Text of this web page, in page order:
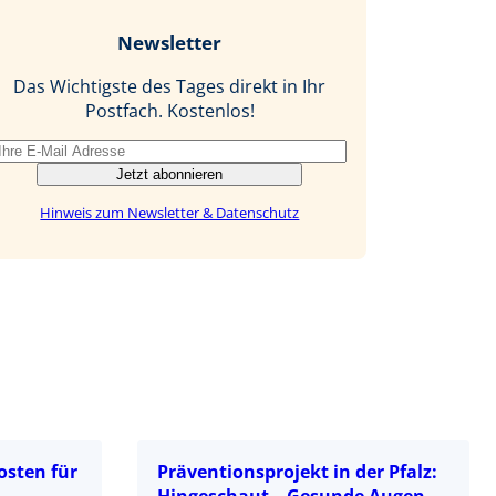
n
l
Newsletter
Das Wichtigste des Tages direkt in Ihr
Postfach. Kostenlos!
Jetzt abonnieren
Hinweis zum Newsletter & Datenschutz
für
Präventionsprojekt in der Pfalz: